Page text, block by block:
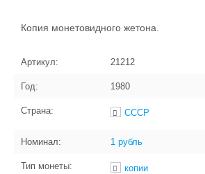
Копия монетовидного жетона.
Артикул: 21212
Год: 1980
Страна: СССР
Номинал: 1 рубль
Тип монеты:
копии